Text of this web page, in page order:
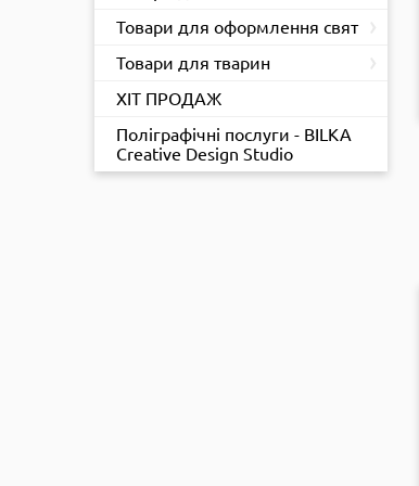
Товари для оформлення свят
Товари для тварин
ХІТ ПРОДАЖ
Поліграфічні послуги - BILKA
Creative Design Studio